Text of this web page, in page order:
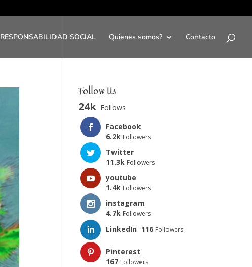
RESPONSABILIDAD SOCIAL Quienes somos? Contacto
Follow Us
24k Follows
Facebook
6.2k Followers
Twitter
11.3k Followers
youtube
1.4k Followers
instagram
4.7k Followers
LinkedIn 116 Followers
Pinterest
167 Followers